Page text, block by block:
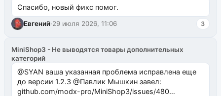
Спасибо, новый фикс помог.
Евгений·29 июля 2026, 11:06 3
MiniShop3 - Не выводятся товары дополнительных
категорий
@SYAN ваша указанная проблема исправлена еще
до версии 1.2.3 @Павлик Мышкин завел:
github.com/modx-pro/MiniShop3/issues/480